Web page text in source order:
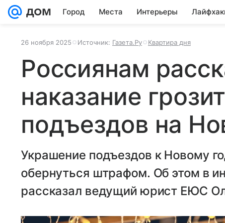
Город Места Интерьеры
26 ноября 2025 Источник: Газета.Ру Квартира дня
Россиянам
наказание
подъездов на
Украшение подъездов к Новому
обернуться штрафом. Об этом в
рассказал ведущий юрист ЕЮС